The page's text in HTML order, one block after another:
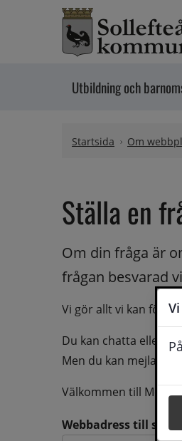
Hoppa till innehåll
Utbildning och
Startsida Om
Ställa en
Om din fråga är
frågan besvarad
Vi gör allt vi kan för
Du kan chatta eller
Men du kan mejla
Välkommen till
Webbadress till